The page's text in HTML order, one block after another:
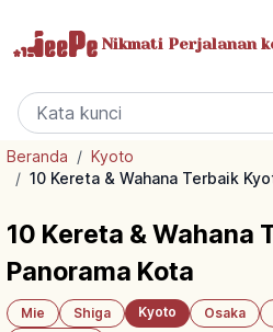
Nikmati Perjalanan
Beranda / Kyoto
/ 10 Kereta & Wahana Terbaik
10 Kereta & Wahana
Panorama Kota
Mie Shiga Kyoto Osaka